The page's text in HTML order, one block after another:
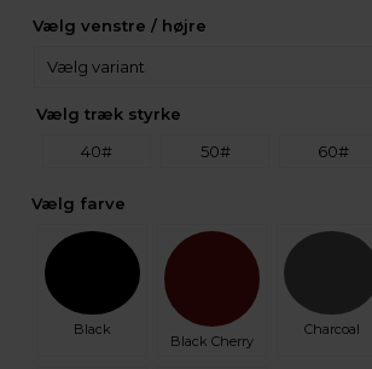
Vælg venstre / højre
Vælg træk styrke
40#
50# 60#
Vælg farve
Black
Black Cherry
Charcoal